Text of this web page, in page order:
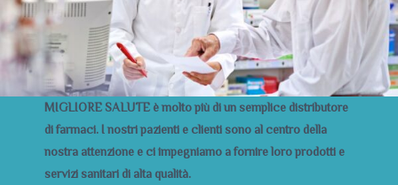
MIGLIORE SALUTE è molto più di un semplice distributore
di farmaci. I nostri pazienti e clienti sono al centro della
nostra attenzione e ci impegniamo a fornire loro prodotti e
servizi sanitari di alta qualità.